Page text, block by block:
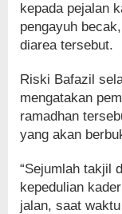
kepada pejalan
pengayuh
diarea tersebut.
Riski Bafazil
mengatakan
ramadhan
yang akan
“Sejumlah takjil
kepedulian
jalan, saat